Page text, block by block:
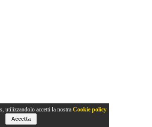
utilizzandolo accetti la nostra Cookie policy
Accetta